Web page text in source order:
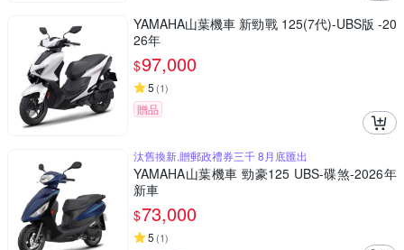
YAMAHA山葉機車 新勁戰 125(7代)-UBS版 -20
26年
$97,000
5 (1)
贈品
汰舊換新,贈郵政禮券三千 8月底匯出
YAMAHA山葉機車 勁豪125 UBS-碟煞-2026年
新車
$73,000
5 (1)